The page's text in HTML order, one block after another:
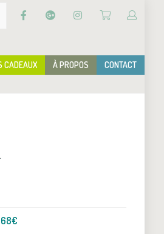
CADEAUX À PROPOS CONTACT
68€